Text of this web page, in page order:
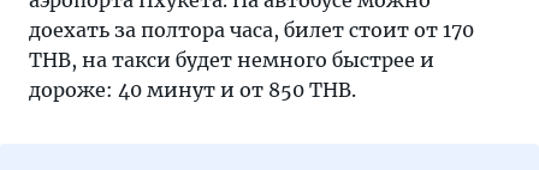
доехать за полтора часа, билет стоит от 170
THB, на такси будет немного быстрее и
дороже: 40 минут и от 850 THB.